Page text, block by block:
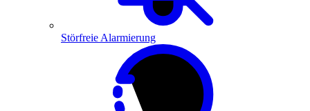
Störfreie Alarmierung